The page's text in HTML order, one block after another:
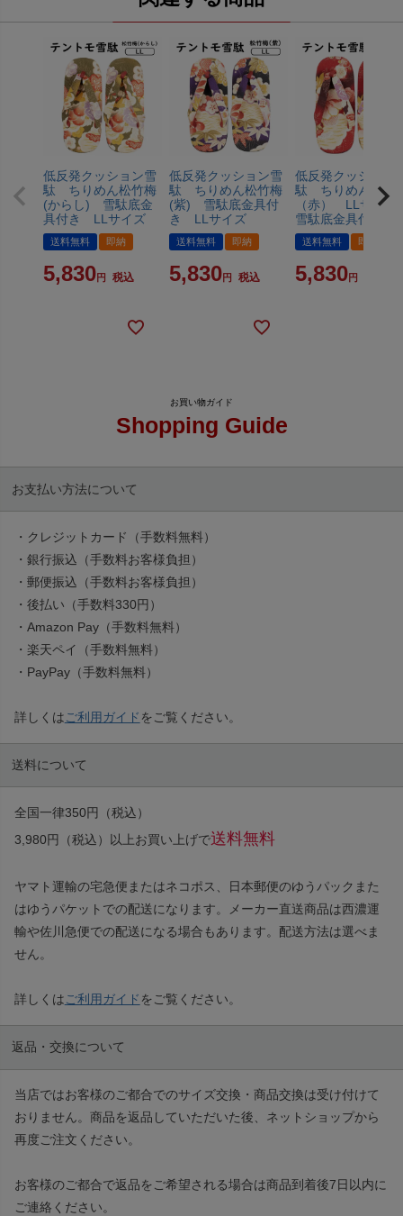
低反発クッション雪
駄 ちりめん松竹梅
(からし) 雪駄底金
具付き LLサイズ
送料無料 即納
5,830 税込
低反発クッション雪
駄 ちりめん松竹梅
(紫) 雪駄底金具付
き LLサイズ
送料無料 即納
5,830 税込
低反発クッション
駄 ちりめん松竹
（赤） LLサイ
雪駄底金具付き
送料無料 即納
5,830
Shopping Guide
お支払い方法について
・クレジットカード（手数料無料）
・銀行振込（手数料お客様負担）
・郵便振込（手数料お客様負担）
・後払い（手数料330円）
・Amazon Pay（手数料無料）
・楽天ペイ（手数料無料）
・PayPay（手数料無料）
詳しくは ご利用ガイド をご覧ください。
送料について
全国一律350円（税込）
3,980円（税込）以上お買い上げで送料無料
ヤマト運輸の宅急便またはネコポス、日本郵便のゆうパックまた
はゆうパケットでの配送になります。メーカー直送商品は西濃運
輸や佐川急便での配送になる場合もあります。配送方法は選べま
せん。
詳しくは ご利用ガイド をご覧ください。
返品・交換について
当店ではお客様のご都合でのサイズ交換・商品交換は受け付けて
おりません。商品を返品していただいた後、ネットショップから
再度ご注文ください。
お客様のご都合で返品をご希望される場合は商品到着後7日以内に
ご連絡ください。